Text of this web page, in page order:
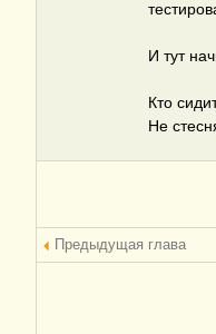
И тут
Кто
Не
Предыдущая глава